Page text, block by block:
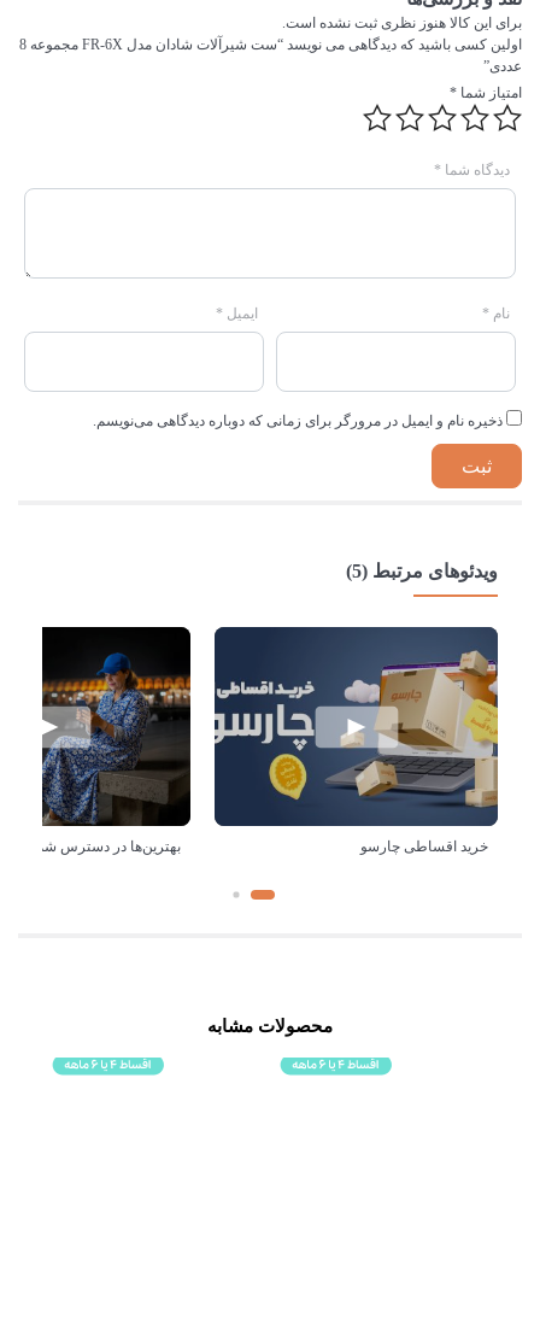
برای این کالا هنوز نظری ثبت نشده است.
اولین کسی باشید که دیدگاهی می نویسد “ست شیرآلات شادان مدل FR-6X مجموعه 8
عددی”
امتیاز شما *
دیدگاه شما *
نام * ایمیل *
ذخیره نام و ایمیل در مرورگر برای زمانی که دوباره دیدگاهی می‌نویسم.
ویدئوهای مرتبط (5)
خرید اقساطی چارسو بهترین‌ها در دسترس شماست!
محصولات مشابه